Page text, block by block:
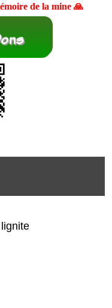
de la mine 🙏